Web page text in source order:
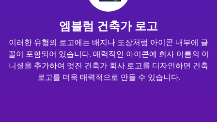
엠블럼 건축가 로고
이러한 유형의 로고에는 배지나 도장처럼 아이콘 내부에 글
꼴이 포함되어 있습니다. 매력적인 아이콘에 회사 이름의 이
니셜을 추가하여 멋진 건축가 회사 로고를 디자인하면 건축
로고를 더욱 매력적으로 만들 수 있습니다.